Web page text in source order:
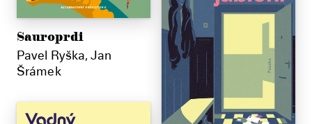
Sauroprdi
Pavel Ryška, Jan
Šrámek